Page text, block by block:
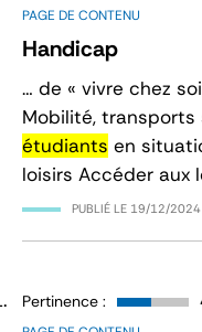
PAGE DE CONTENU
Handicap
… de « vivre chez
Mobilité,
étudiants en
loisirs Accéder aux
PUBLIÉ LE 19/12/2024
Pertinence :